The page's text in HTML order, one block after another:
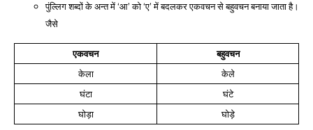
पुंल्लिग शब्दों के अन्त में ‘आ’ को ‘ए’ में बदलकर एकवचन से बहुवचन बनाया जाता है।
जैसे
एकवचन
बहुवचन
केला
केले
घंटा
घंटे
घोड़ा
घोड़े